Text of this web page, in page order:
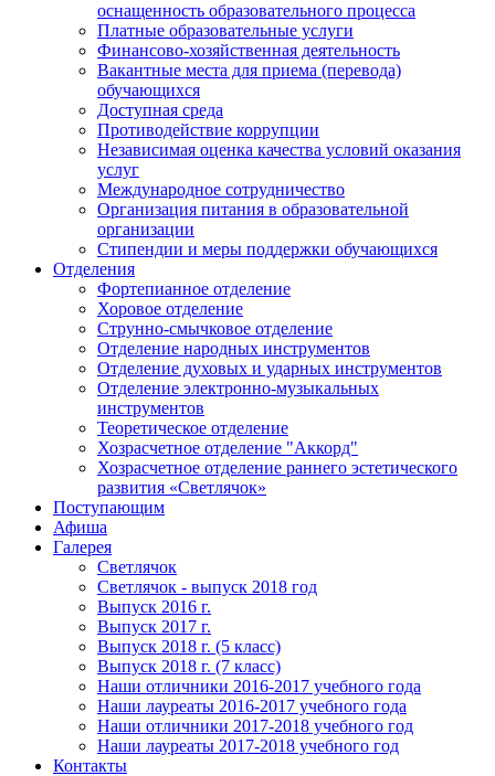
оснащенность образовательного процесса
Платные образовательные услуги
Финансово-хозяйственная деятельность
Вакантные места для приема (перевода)
обучающихся
Доступная среда
Противодействие коррупции
Независимая оценка качества условий оказания
услуг
Международное сотрудничество
Организация питания в образовательной
организации
Стипендии и меры поддержки обучающихся
Отделения
Фортепианное отделение
Хоровое отделение
Струнно-смычковое отделение
Отделение народных инструментов
Отделение духовых и ударных инструментов
Отделение электронно-музыкальных
инструментов
Теоретическое отделение
Хозрасчетное отделение "Аккорд"
Хозрасчетное отделение раннего эстетического
развития «Светлячок»
Поступающим
Афиша
Галерея
Светлячок
Светлячок - выпуск 2018 год
Выпуск 2016 г.
Выпуск 2017 г.
Выпуск 2018 г. (5 класс)
Выпуск 2018 г. (7 класс)
Наши отличники 2016-2017 учебного года
Наши лауреаты 2016-2017 учебного года
Наши отличники 2017-2018 учебного год
Наши лауреаты 2017-2018 учебного год
Контакты